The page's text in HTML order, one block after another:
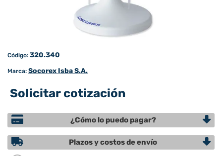
Código: 320.340
Marca: Socorex Isba S.A.
Solicitar cotización
¿Cómo lo puedo pagar?
Plazos y costos de envío